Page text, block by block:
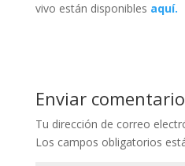
vivo están disponibles aquí.
Enviar comentario
Tu dirección de correo
Los campos obligatorios